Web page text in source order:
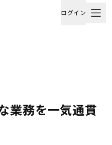
ログイン
業務を一気通貫